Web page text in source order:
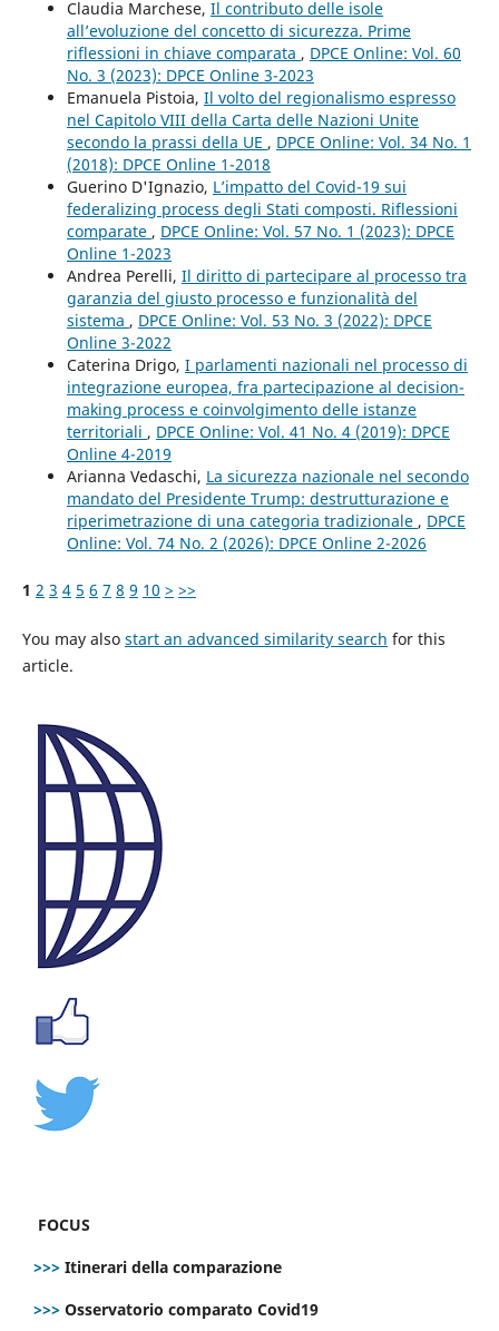
Claudia Marchese, Il contributo delle isole
all’evoluzione del concetto di sicurezza. Prime
riflessioni in chiave comparata , DPCE Online: Vol. 60
No. 3 (2023): DPCE Online 3-2023
Emanuela Pistoia, Il volto del regionalismo espresso
nel Capitolo VIII della Carta delle Nazioni Unite
secondo la prassi della UE , DPCE Online: Vol. 34 No. 1
(2018): DPCE Online 1-2018
Guerino D'Ignazio, L’impatto del Covid-19 sui
federalizing process degli Stati composti. Riflessioni
comparate , DPCE Online: Vol. 57 No. 1 (2023): DPCE
Online 1-2023
Andrea Perelli, Il diritto di partecipare al processo tra
garanzia del giusto processo e funzionalità del
sistema , DPCE Online: Vol. 53 No. 3 (2022): DPCE
Online 3-2022
Caterina Drigo, I parlamenti nazionali nel processo di
integrazione europea, fra partecipazione al decision-
making process e coinvolgimento delle istanze
territoriali , DPCE Online: Vol. 41 No. 4 (2019): DPCE
Online 4-2019
Arianna Vedaschi, La sicurezza nazionale nel secondo
mandato del Presidente Trump: destrutturazione e
riperimetrazione di una categoria tradizionale , DPCE
Online: Vol. 74 No. 2 (2026): DPCE Online 2-2026
1 2 3 4 5 6 7 8 9 10 > >>
You may also start an advanced similarity search for this
article.
FOCUS
>>> Itinerari della comparazione
>>> Osservatorio comparato Covid19